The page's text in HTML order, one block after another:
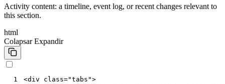
Activity content: a timeline, event log, or recent changes relevant to
this section.
html
Colapsar Expandir
1
<div class="tabs">